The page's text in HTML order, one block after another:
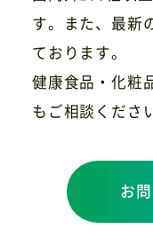
す。また、最新
ております。
健康食品・化粧
もご相談くださ
お